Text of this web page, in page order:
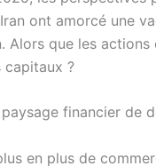
ont amorcé une
que les
capitaux ?
financier de
en plus de